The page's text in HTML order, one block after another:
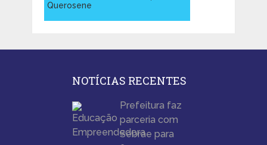
Querosene
NOTÍCIAS RECENTES
Prefeitura faz
parceria com
Sebrae para